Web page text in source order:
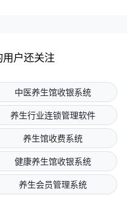
用户还关注
中医养生馆收银系统
养生行业连锁管理软件
养生馆收费系统
健康养生馆收银系统
养生会员管理系统